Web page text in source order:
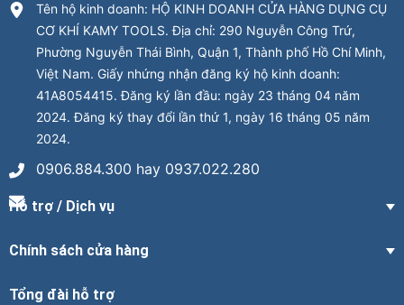
Tên hộ kinh doanh: HỘ KINH DOANH CỬA HÀNG DỤNG CỤ
CƠ KHÍ KAMY TOOLS. Địa chỉ: 290 Nguyễn Công Trứ,
Phường Nguyễn Thái Bình, Quận 1, Thành phố Hồ Chí Minh,
Việt Nam. Giấy nhứng nhận đăng ký hộ kinh doanh:
41A8054415. Đăng ký lần đầu: ngày 23 tháng 04 năm
2024. Đăng ký thay đổi lần thứ 1, ngày 16 tháng 05 năm
2024.
0906.884.300 hay 0937.022.280
Hỗ trợ / Dịch vụ
Chính sách cửa hàng
Tổng đài hỗ trợ